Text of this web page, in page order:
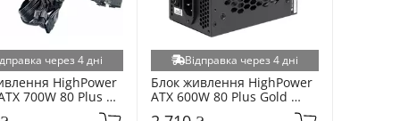
через 4 дні
HighPower
700W 80 Plus
Відправка через 4 дні
Блок живлення HighPower
ATX 600W 80 Plus Gold
(HP1-J600GD-F12S) Black